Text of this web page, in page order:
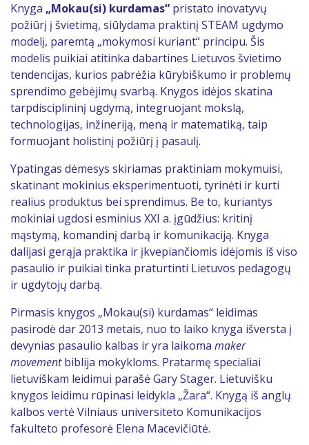
Knyga „Mokau(si) kurdamas“ pristato inovatyvų
požiūrį į švietimą, siūlydama praktinį STEAM ugdymo
modelį, paremtą „mokymosi kuriant“ principu. Šis
modelis puikiai atitinka dabartines Lietuvos švietimo
tendencijas, kurios pabrėžia kūrybiškumo ir problemų
sprendimo gebėjimų svarbą. Knygos idėjos skatina
tarpdisciplininį ugdymą, integruojant mokslą,
technologijas, inžineriją, meną ir matematiką, taip
formuojant holistinį požiūrį į pasaulį.
Ypatingas dėmesys skiriamas praktiniam mokymuisi,
skatinant mokinius eksperimentuoti, tyrinėti ir kurti
realius produktus bei sprendimus. Be to, kuriantys
mokiniai ugdosi esminius XXI a. įgūdžius: kritinį
mąstymą, komandinį darbą ir komunikaciją. Knyga
dalijasi gerąja praktika ir įkvepiančiomis idėjomis iš viso
pasaulio ir puikiai tinka praturtinti Lietuvos pedagogų
ir ugdytojų darbą.
Pirmasis knygos „Mokau(si) kurdamas“ leidimas
pasirodė dar 2013 metais, nuo to laiko knyga išversta į
devynias pasaulio kalbas ir yra laikoma maker
movementbiblija mokykloms. Pratarmę specialiai
lietuviškam leidimui parašė Gary Stager. Lietuvišku
knygos leidimu rūpinasi leidykla „Žara“. Knygą iš anglų
kalbos vertė Vilniaus universiteto Komunikacijos
fakulteto profesorė Elena Macevičiūtė.